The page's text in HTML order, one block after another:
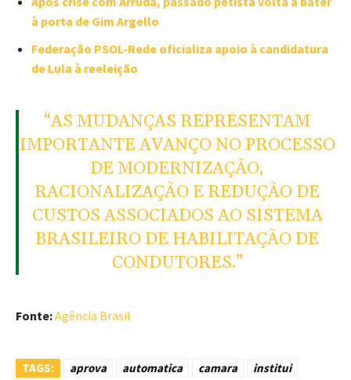
à porta de Gim Argello
Federação PSOL-Rede oficializa apoio à candidatura
de Lula à reeleição
“AS MUDANÇAS REPRESENTAM
IMPORTANTE AVANÇO NO PROCESSO
DE MODERNIZAÇÃO,
RACIONALIZAÇÃO E REDUÇÃO DE
CUSTOS ASSOCIADOS AO SISTEMA
BRASILEIRO DE HABILITAÇÃO DE
CONDUTORES.”
Fonte:Agência Brasil
TAGS: aprova automatica camara institui